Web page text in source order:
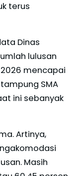
terus
Dinas
lulusan
mencapai
SMA
ini sebanyak
Artinya,
Masih